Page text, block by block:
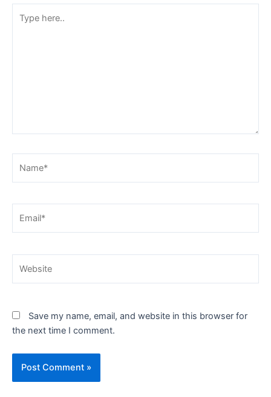
here..
Save my name, email, and website in this browser for
the next time I comment.